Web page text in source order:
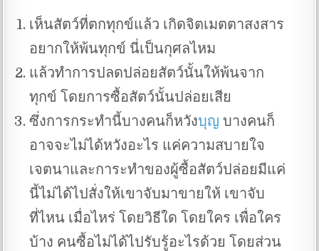
เห็นสัตว์ที่ตกทุกข์แล้ว เกิดจิตเมตตาสงสาร
อยากให้พ้นทุกข์ นี่เป็นกุศลไหม
แล้วทำการปลดปล่อยสัตว์นั้นให้พ้นจาก
ทุกข์ โดยการซื้อสัตว์นั้นปล่อยเสีย
ซึ่งการกระทำนี้บางคนก็หวังบุญ บางคนก็
อาจจะไม่ได้หวังอะไร แค่ความสบายใจ
เจตนาและการะทำของผู้ซื้อสัตว์ปล่อยมีแค่
นี้ไม่ได้ไปสั่งให้เขาจับมาขายให้ เขาจับ
ที่ไหน เมื่อไหร่ โดยวิธีใด โดยใคร เพื่อใคร
บ้าง คนซื้อไม่ได้ไปรับรู้อะไรด้วย โดยส่วน